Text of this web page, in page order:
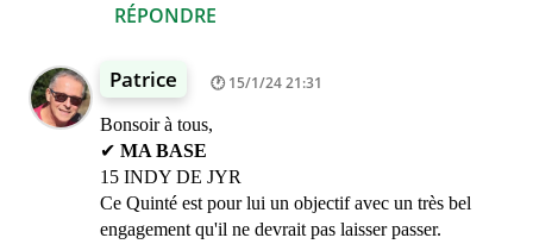
RÉPONDRE
Patrice 15/1/24 21:31
Bonsoir à tous,
✔ MA BASE
15 INDY DE JYR
Ce Quinté est pour lui un objectif avec un très bel
engagement qu'il ne devrait pas laisser passer.